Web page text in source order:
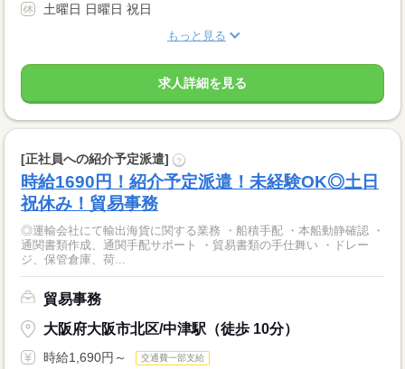
土曜日 日曜日 祝日
もっと見る
求人詳細を見る
[正社員への紹介予定派遣] ?
時給1690円！紹介予定派遣！未経験OK◎土日
祝休み！貿易事務
◎運輸会社にて輸出海貨に関する業務 ・船積手配 ・本船動静確認 ・
通関書類作成、通関手配サポート ・貿易書類の手仕舞い ・ドレー
ジ、保管倉庫、荷...
貿易事務
大阪府大阪市北区/中津駅（徒歩 10分）
時給1,690円～ 交通費一部支給